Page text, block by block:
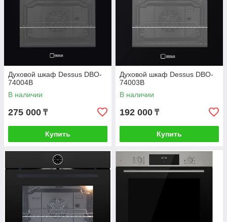
Духовой шкаф Dessus DBO-
74004B
В наличии
275 000 ₸
Купить
Духовой шкаф Dessus DBO-
74003B
В наличии
192 000 ₸
Купить